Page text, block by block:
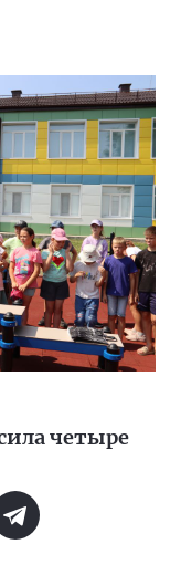
четыре